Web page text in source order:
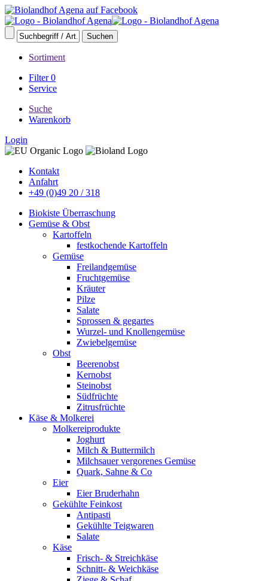
Sortiment
Filter 0
Service
Suche
Warenkorb
Login
Kontakt
Anfahrt
+49 (0)49 20 / 318
Biokiste Überraschung
Gemüse & Obst
Kartoffeln
festkochende Kartoffeln
Gemüse
Freilandgemüse
Fruchtgemüse
Kräuter
Pilze
Salate
Sprossen & gegartes
Wurzel- und Knollengemüse
Zwiebelgemüse
Obst
Beerenobst
Kernobst
Steinobst
Südfrüchte
Zitrusfrüchte
Käse & Molkerei
Molkereiprodukte
Joghurt
Milch & Buttermilch
Milchsauer vergorenes Gemüse
Quark, Sahne & Co
Eier
Eier Bruderhahn
Gekühlte Feinkost
Antipasti
Gekühlte Teigwaren
Salate
Käse
Frisch- & Streichkäse
Schnitt- & Weichkäse